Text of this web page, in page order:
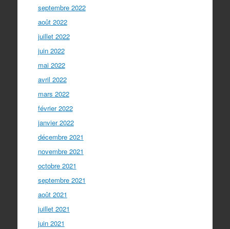
septembre 2022
août 2022
juillet 2022
juin 2022
mai 2022
avril 2022
mars 2022
février 2022
janvier 2022
décembre 2021
novembre 2021
octobre 2021
septembre 2021
août 2021
juillet 2021
juin 2021